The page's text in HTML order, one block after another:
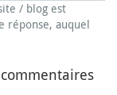
/ blog est
réponse, auquel